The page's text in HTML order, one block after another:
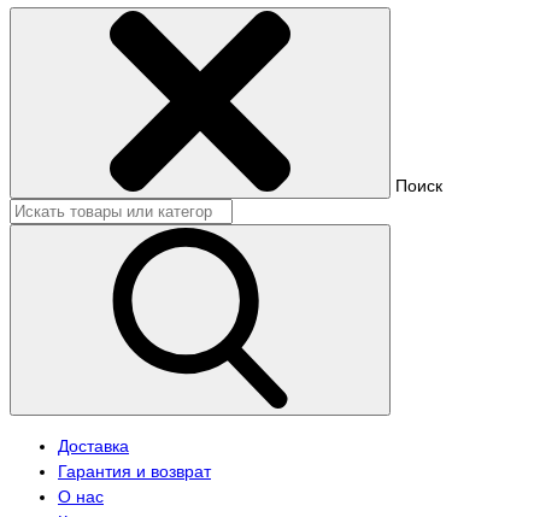
Поиск
Доставка
Гарантия и возврат
О нас